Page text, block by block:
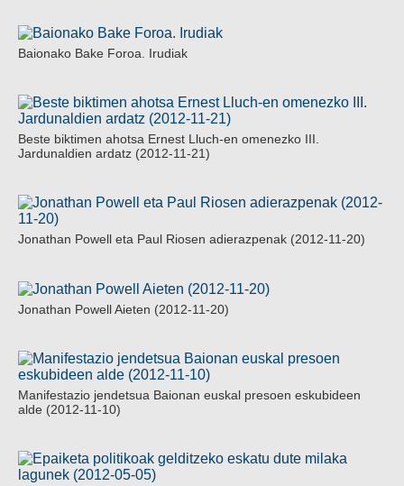
Baionako Bake Foroa. Irudiak
Beste biktimen ahotsa Ernest Lluch-en omenezko III.
Jardunaldien ardatz (2012-11-21)
Jonathan Powell eta Paul Riosen adierazpenak (2012-11-20)
Jonathan Powell Aieten (2012-11-20)
Manifestazio jendetsua Baionan euskal presoen eskubideen
alde (2012-11-10)